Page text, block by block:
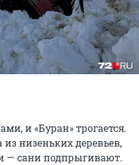
и «Буран» трогается.
из низеньких деревьев,
— сани подпрыгивают.